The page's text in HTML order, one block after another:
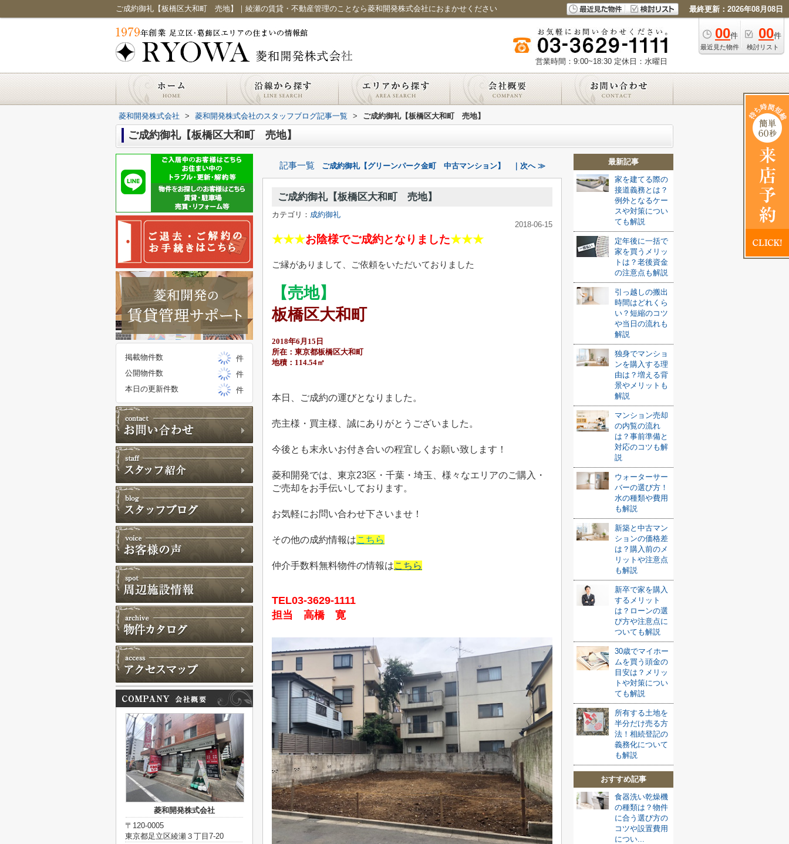
ご成約御礼【板橋区大和町 売地】｜綾瀬の賃貸・不動産管理のことなら菱和開発株式会社におまかせください 最終更新：2026年08月08日
00件
最近見た物件
00件
検討リスト
営業時間：9:00~18:30 定休日：水曜日
菱和開発株式会社 > 菱和開発株式会社のスタッフブログ記事一覧 > ご成約御礼【板橋区大和町 売地】
ご成約御礼【板橋区大和町 売地】
記事一覧 ご成約御礼【グリーンパーク金町 中古マンション】 ｜次へ ≫
ご成約御礼【板橋区大和町 売地】
カテゴリ： 成約御礼
2018-06-15
★★★お陰様でご成約となりました★★★
ご縁がありまして、ご依頼をいただいておりました
【売地】
板橋区大和町
2018年6月15日
所在：東京都板橋区大和町
地積：114.54㎡
本日、ご成約の運びとなりました。
売主様・買主様、誠にありがとうございました。
今後とも末永いお付き合いの程宜しくお願い致します！
菱和開発では、東京23区・千葉・埼玉、様々なエリアのご購入・
ご売却をお手伝いしております。
お気軽にお問い合わせ下さいませ！
その他の成約情報はこちら
仲介手数料無料物件の情報はこちら
TEL03-3629-1111
担当 高橋 寛
最新記事
家を建てる際の
接道義務とは？
例外となるケー
スや対策につい
ても解説
定年後に一括で
家を買うメリッ
トは？老後資金
の注意点も解説
引っ越しの搬出
時間はどれくら
い？短縮のコツ
や当日の流れも
解説
独身でマンショ
ンを購入する理
由は？増える背
景やメリットも
解説
マンション売却
の内覧の流れ
は？事前準備と
対応のコツも解
説
ウォーターサー
バーの選び方！
水の種類や費用
も解説
新築と中古マン
ションの価格差
は？購入前のメ
リットや注意点
も解説
新卒で家を購入
するメリット
は？ローンの選
び方や注意点に
ついても解説
30歳でマイホー
ムを買う頭金の
目安は？メリッ
トや対策につい
ても解説
所有する土地を
半分だけ売る方
法！相続登記の
義務化について
も解説
おすすめ記事
食器洗い乾燥機
の種類は？物件
に合う選び方の
コツや設置費用
につい...
掲載物件数
件
公開物件数
件
本日の更新件数
件
菱和開発株式会社
〒120-0005
東京都足立区綾瀬３丁目7-20